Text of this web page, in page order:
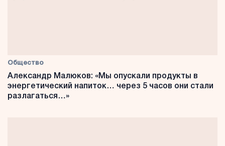
Общество
Александр Малюков: «Мы опускали продукты в
энергетический напиток… через 5 часов они стали
разлагаться…»